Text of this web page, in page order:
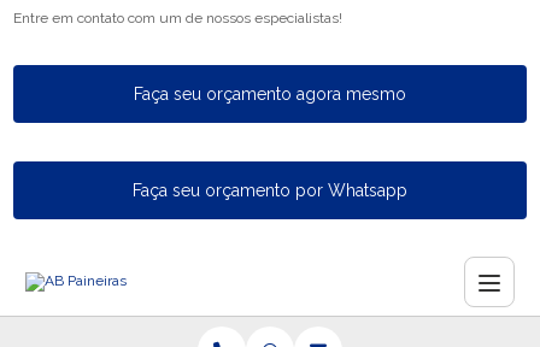
Entre em contato com um de nossos especialistas!
Faça seu orçamento agora mesmo
Faça seu orçamento por Whatsapp